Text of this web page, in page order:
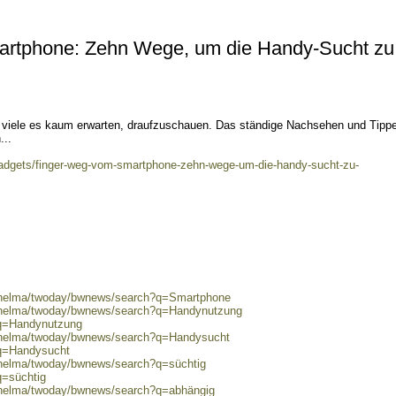
Zehn Wege, um die Handy-Sucht zu
es kaum erwarten, draufzuschauen. Das ständige Nachsehen und
finger-weg-vom-smartphone-zehn-wege-um-die-handy-sucht-zu-
twoday/bwnews/search?q=Smartphone
twoday/bwnews/search?q=Handynutzung
twoday/bwnews/search?q=Handysucht
twoday/bwnews/search?q=süchtig
twoday/bwnews/search?q=abhängig